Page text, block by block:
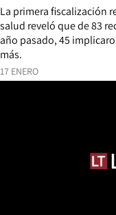
17 ENERO
La primera fiscalización
salud reveló que de 83
año pasado, 45
más.